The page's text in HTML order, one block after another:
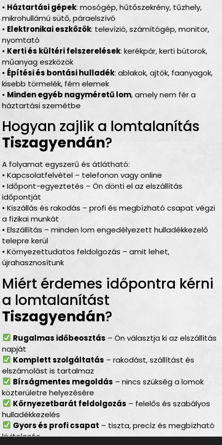
• Háztartási gépek: mosógép, hűtőszekrény, tűzhely,
mikrohullámú sütő, páraelszívó
• Elektronikai eszközök: televízió, számítógép, monitor,
nyomtató
• Kerti és kültéri felszerelések: kerékpár, kerti bútorok,
műanyag eszközök
• Építési és bontási hulladék: ablakok, ajtók, faanyagok,
kisebb törmelék, fém elemek
• Minden egyéb nagyméretű lom, amely nem fér a
háztartási szemétbe
Hogyan zajlik a lomtalanítás
Tiszagyendán?
A folyamat egyszerű és átlátható:
• Kapcsolatfelvétel – telefonon vagy online
• Időpont-egyeztetés – Ön dönti el az elszállítás
időpontját
• Kiszállás és rakodás – profi és megbízható csapat végzi
a fizikai munkát
• Elszállítás – minden lom engedélyezett hulladékkezelő
telepre kerül
• Környezettudatos feldolgozás – amit lehet,
újrahasznosítunk
Miért érdemes időpontra kérni
a lomtalanítást
Tiszagyendán?
Rugalmas időbeosztás – Ön választja ki az elszállítás
napját
Komplett szolgáltatás – rakodást, szállítást és
elszámolást is tartalmaz
Bírságmentes megoldás – nincs szükség a lomok
közterületre helyezésére
Környezetbarát feldolgozás – felelős és szabályos
hulladékkezelés
Gyors és profi csapat – tiszta, precíz és megbízható
kivitelezés